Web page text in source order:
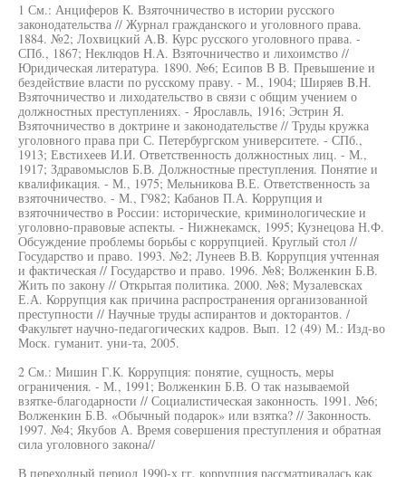
1 См.: Анциферов К. Взяточничество в истории русского
законодательства // Журнал гражданского и уголовного права.
1884. №2; Лохвицкий A.B. Курс русского уголовного права. -
СПб., 1867; Неклюдов H.A. Взяточничество и лихоимство //
Юридическая литература. 1890. №6; Есипов В В. Превышение и
бездействие власти по русскому праву. - М., 1904; Ширяев B.H.
Взяточничество и лиходательство в связи с общим учением о
должностных преступлениях. - Ярославль, 1916; Эстрин Я.
Взяточничество в доктрине и законодательстве // Труды кружка
уголовного права при С. Петербургском университете. - СПб.,
1913; Евстихеев И.И. Ответственность должностных лиц. - М.,
1917; Здравомыслов Б.В. Должностные преступления. Понятие и
квалификация. - М., 1975; Мельникова В.Е. Ответственность за
взяточничество. - М., Г982; Кабанов П.А. Коррупция и
взяточничество в России: исторические, криминологические и
уголовно-правовые аспекты. - Нижнекамск, 1995; Кузнецова Н.Ф.
Обсуждение проблемы борьбы с коррупцией. Круглый стол //
Государство и право. 1993. №2; Лунеев В.В. Коррупция учтенная
и фактическая // Государство и право. 1996. №8; Волженкин Б.В.
Жить по закону // Открытая политика. 2000. №8; Музалевсках
Е.А. Коррупция как причина распространения организованной
преступности // Научные труды аспирантов и докторантов. /
Факультет научно-педагогических кадров. Вып. 12 (49) М.: Изд-во
Моск. гуманит. уни-та, 2005.
2 См.: Мишин Г.К. Коррупция: понятие, сущность, меры
ограничения. - М., 1991; Волженкин Б.В. О так называемой
взятке-благодарности // Социалистическая законность. 1991. №6;
Волженкин Б.В. «Обычный подарок» или взятка? // Законность.
1997. №4; Якубов А. Время совершения преступления и обратная
сила уголовного закона//
В переходный период 1990-х гг. коррупция рассматривалась как